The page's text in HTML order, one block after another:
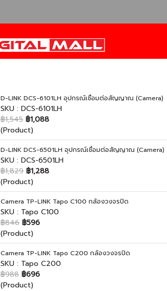
D-LINK DCS-6101LH อุปกรณ์เชื่อมต่อสัญญาณ (Camera)
SKU : DCS-6101LH
฿1,545 ฿1,088
(Product)
D-LINK DCS-6501LH อุปกรณ์เชื่อมต่อสัญญาณ (Camera)
SKU : DCS-6501LH
฿1,829 ฿1,288
(Product)
Camera TP-LINK Tapo C100 กล้องวงจรปิด
SKU : Tapo C100
฿846 ฿596
(Product)
Camera TP-LINK Tapo C200 กล้องวงจรปิด
SKU : Tapo C200
฿988 ฿696
(Product)